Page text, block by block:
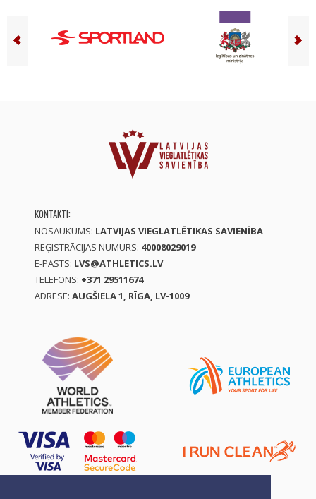
KONTAKTI:
NOSAUKUMS: LATVIJAS VIEGLATLĒTIKAS SAVIENĪBA
REĢISTRĀCIJAS NUMURS: 40008029019
E-PASTS: LVS@ATHLETICS.LV
TELEFONS: +371 29511674
ADRESE: AUGŠIELA 1, RĪGA, LV-1009